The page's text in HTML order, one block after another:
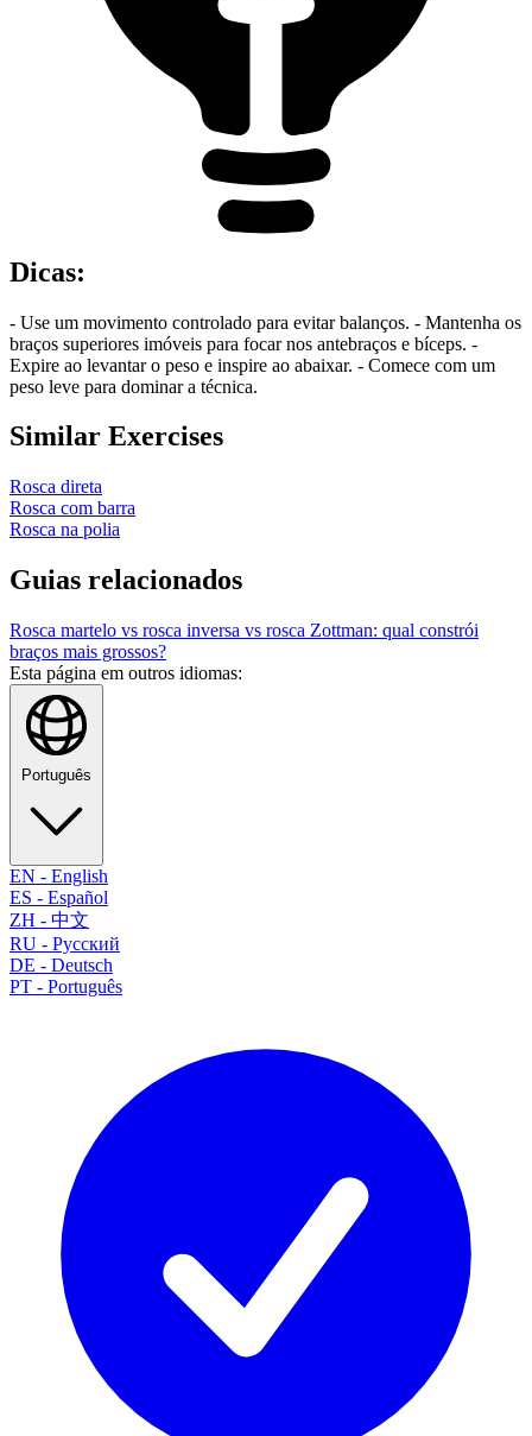
Dicas:
- Use um movimento controlado para evitar balanços. - Mantenha os
braços superiores imóveis para focar nos antebraços e bíceps. -
Expire ao levantar o peso e inspire ao abaixar. - Comece com um
peso leve para dominar a técnica.
Similar Exercises
Rosca direta
Rosca com barra
Rosca na polia
Guias relacionados
Rosca martelo vs rosca inversa vs rosca Zottman: qual constrói
braços mais grossos?
Esta página em outros idiomas:
Português
EN - English
ES - Español
ZH - 中文
RU - Русский
DE - Deutsch
PT - Português